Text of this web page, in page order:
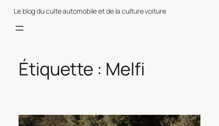
Le blog du culte automobile et de la culture voiture
Étiquette : Melfi